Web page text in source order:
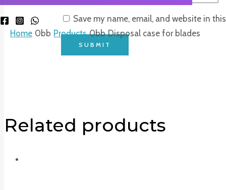
Home Products Disposal case for blades
Save my name, email, and website in
Related products